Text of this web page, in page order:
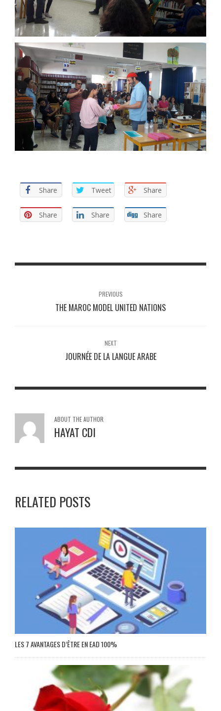
Share Tweet Share
Share Share Share
PREVIOUS
THE MAROC MODEL UNITED NATIONS
NEXT
JOURNÉE DE LA LANGUE ARABE
ABOUT THE AUTHOR
HAYAT CDI
RELATED POSTS
LES 7 AVANTAGES D’ÊTRE EN EAD 100%